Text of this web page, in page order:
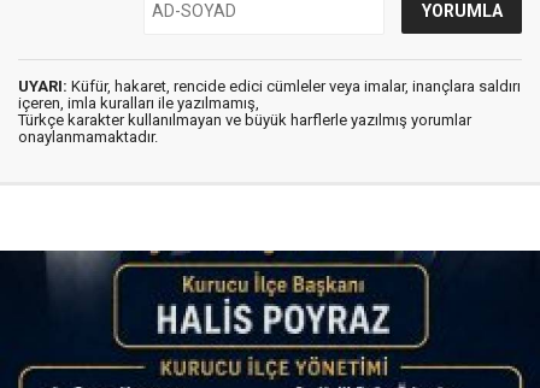
UYARI: Küfür, hakaret, rencide edici cümleler veya imalar, inançlara saldırı
içeren, imla kuralları ile yazılmamış,
Türkçe karakter kullanılmayan ve büyük harflerle yazılmış yorumlar
onaylanmamaktadır.